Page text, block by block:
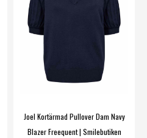
Joel Kortärmad Pullover Dam Navy
Blazer Freequent | Smilebutiken